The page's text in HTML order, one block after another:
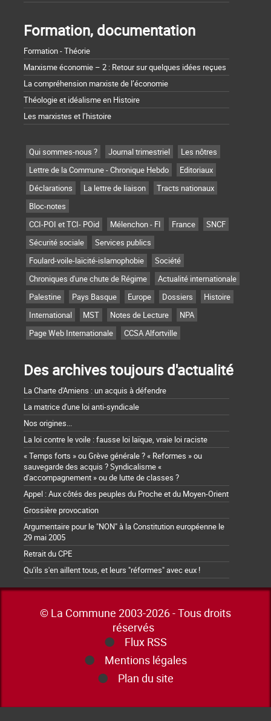
Formation, documentation
Formation - Théorie
Marxisme économie – 2 : Retour sur quelques idées reçues
La compréhension marxiste de l’économie
Théologie et idéalisme en Histoire
Les marxistes et l’histoire
Qui sommes-nous ? Journal trimestriel
Les nôtres
Lettre de la Commune - Chronique Hebdo
Editoriaux
Déclarations
La lettre de liaison
Tracts nationaux
Bloc-notes
CCI-POI et TCI- POid
Mélenchon - FI France
SNCF
Sécurité sociale
Services publics
Foulard-voile-laïcité-islamophobie
Société
Chroniques d'une chute de Régime
Actualité internationale
Palestine
Pays Basque Europe Dossiers
Histoire
International
MST Notes de Lecture
NPA
Page Web Internationale
CCSA Alfortville
Des archives toujours d'actualité
La Charte d'Amiens : un acquis à défendre
La matrice d'une loi anti-syndicale
Nos origines...
La loi contre le voile : fausse loi laïque, vraie loi raciste
« Temps forts » ou Grève générale ? « Reformes » ou
sauvegarde des acquis ? Syndicalisme «
d'accompagnement » ou de lutte de classes ?
Appel : Aux côtés des peuples du Proche et du Moyen-Orient
Grossière provocation
Argumentaire pour le "NON" à la Constitution européenne le
29 mai 2005
Retrait du CPE
Qu'ils s'en aillent tous, et leurs "réformes" avec eux !
© La Commune 2003-2026 - Tous droits
réservés
Flux RSS
Mentions légales
Plan du site